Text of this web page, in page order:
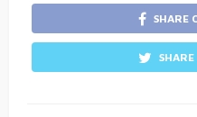
SHARE